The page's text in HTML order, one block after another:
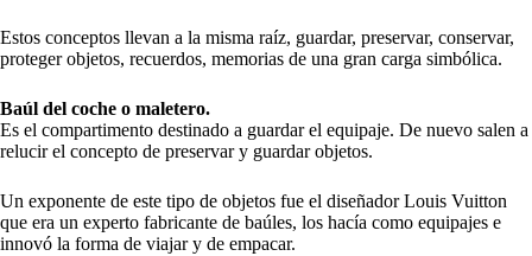
Estos conceptos llevan a la misma raíz, guardar, preservar, conservar,
proteger objetos, recuerdos, memorias de una gran carga simbólica.
Baúl del coche o maletero.
Es el compartimento destinado a guardar el equipaje. De nuevo salen a
relucir el concepto de preservar y guardar objetos.
Un exponente de este tipo de objetos fue el diseñador Louis Vuitton
que era un experto fabricante de baúles, los hacía como equipajes e
innovó la forma de viajar y de empacar.